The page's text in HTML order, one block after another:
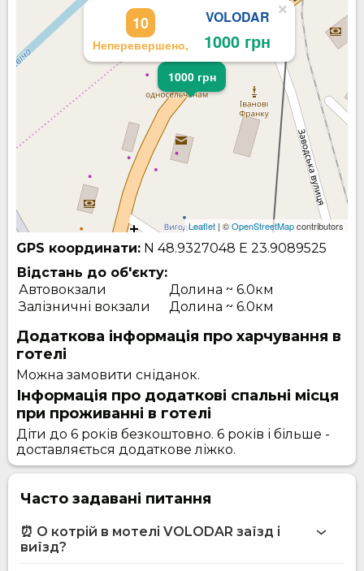
1000 грн
Неперевершено,
10 VOLODAR
1000 грн
×
Leaflet | ©OpenStreetMapcontributors
GPS координати: N 48.9327048 E 23.9089525
Відстань до об'єкту:
Автовокзали
Долина ~ 6.0км
Залізничні вокзали
Долина ~ 6.0км
Додаткова інформація про харчування в
готелі
Можна замовити сніданок.
Інформація про додаткові спальні місця
при проживанні в готелі
Діти до 6 років безкоштовно. 6 років і більше -
доставляється додаткове ліжко.
Часто задавані питання
⏰ О котрій в мотелі VOLODAR заїзд і
виїзд?